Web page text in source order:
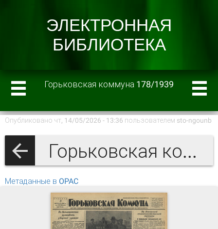
Горьковская коммуна 178/1939
Опубликовано чт, 14/05/2026 - 13:36 пользователем sto-ngounb
Горьковская коммуна 1939 г.
Метаданные в OPAC